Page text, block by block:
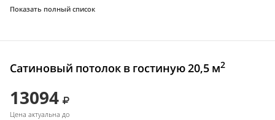
Показать полный список
Сатиновый потолок в гостиную 20,5 м2
13094
Цена актуальна до